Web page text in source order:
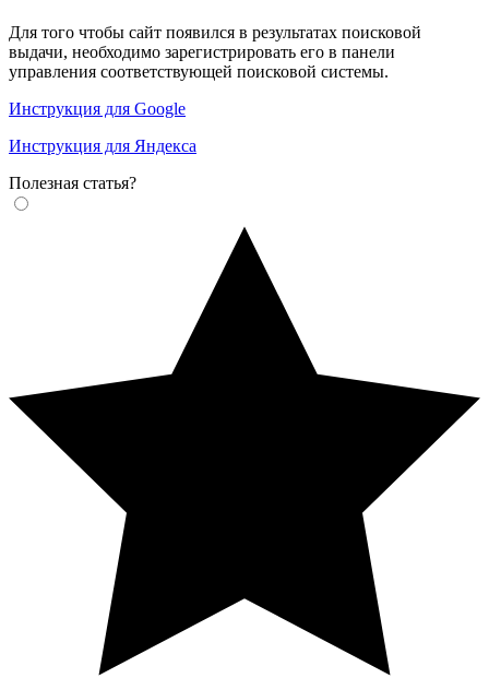
Для того чтобы сайт появился в результатах поисковой
выдачи, необходимо зарегистрировать его в панели
управления соответствующей поисковой системы.
Инструкция для Google
Инструкция для Яндекса
Полезная статья?